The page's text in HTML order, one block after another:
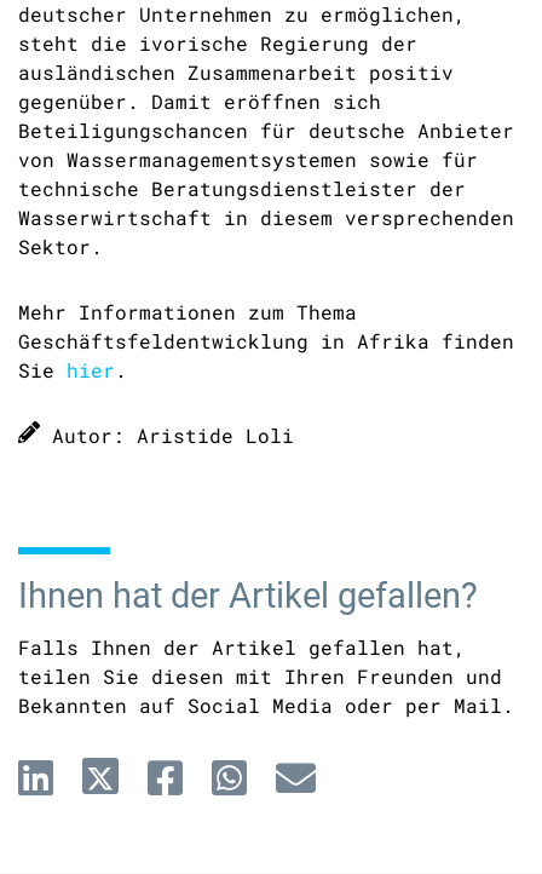
deutscher Unternehmen zu ermöglichen,
steht die ivorische Regierung der
ausländischen Zusammenarbeit positiv
gegenüber. Damit eröffnen sich
Beteiligungschancen für deutsche Anbieter
von Wassermanagementsystemen sowie für
technische Beratungsdienstleister der
Wasserwirtschaft in diesem versprechenden
Sektor.
Mehr Informationen zum Thema
Geschäftsfeldentwicklung in Afrika finden
Sie hier .
Autor: Aristide Loli
Ihnen hat der Artikel gefallen?
Falls Ihnen der Artikel gefallen hat,
teilen Sie diesen mit Ihren Freunden und
Bekannten auf Social Media oder per Mail.